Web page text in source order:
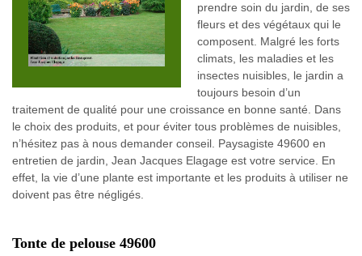
prendre soin du jardin, de ses
fleurs et des végétaux qui le
composent. Malgré les forts
climats, les maladies et les
insectes nuisibles, le jardin a
toujours besoin d’un
traitement de qualité pour une croissance en bonne santé. Dans
le choix des produits, et pour éviter tous problèmes de nuisibles,
n’hésitez pas à nous demander conseil. Paysagiste 49600 en
entretien de jardin, Jean Jacques Elagage est votre service. En
effet, la vie d’une plante est importante et les produits à utiliser ne
doivent pas être négligés.
Tonte de pelouse 49600